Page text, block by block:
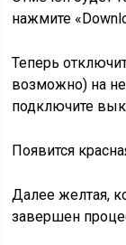
нажмите
Теперь
возможно) на
подключите
Появится
Далее желтая,
завершен